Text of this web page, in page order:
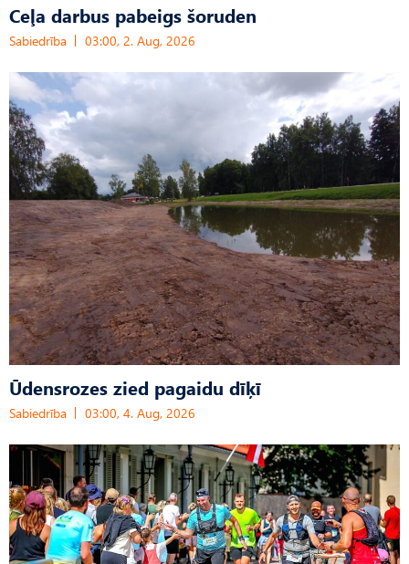
Ceļa darbus pabeigs šoruden
Sabiedrība 03:00, 2. Aug, 2026
Ūdensrozes zied pagaidu dīķī
Sabiedrība 03:00, 4. Aug, 2026